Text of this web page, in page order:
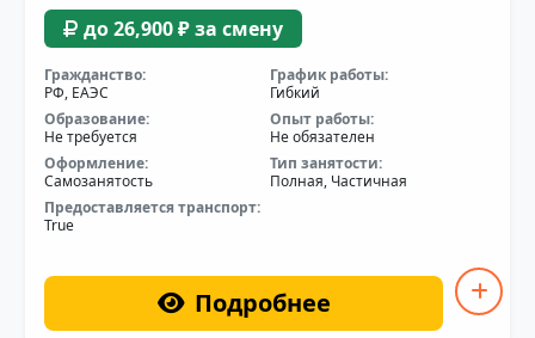
до 26,900 ₽ за смену
Гражданство:
РФ, ЕАЭС
График работы:
Гибкий
Образование:
Не требуется
Опыт работы:
Не обязателен
Оформление:
Самозанятость
Тип занятости:
Полная, Частичная
Предоставляется транспорт:
True
Подробнее